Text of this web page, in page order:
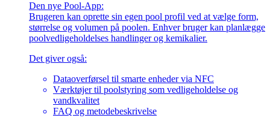
Den nye Pool-App:
Brugeren kan oprette sin egen pool profil ved at vælge form,
størrelse og volumen på poolen. Enhver bruger kan planlægge
poolvedligeholdelses handlinger og kemikalier.
Det giver også:
Dataoverførsel til smarte enheder via NFC
Værktøjer til poolstyring som vedligeholdelse og
vandkvalitet
FAQ og metodebeskrivelse